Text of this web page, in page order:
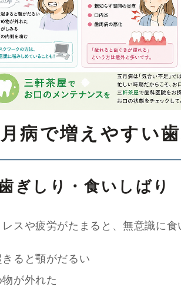
病で増えやすい
ぎしり・食いしばり
レスや疲労がたまると、無意識に
きると顎がだるい
が外れた